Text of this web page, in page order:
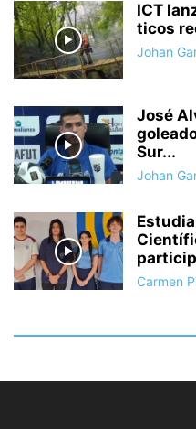
ICT
ticos
Johan
José
Sur...
Johan
Carmen